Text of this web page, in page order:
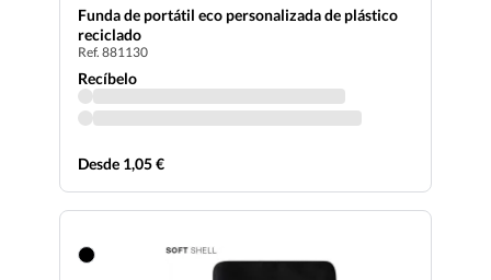
Funda de portátil eco personalizada de plástico
reciclado
Ref. 881130
Recíbelo
Desde 1,05 €